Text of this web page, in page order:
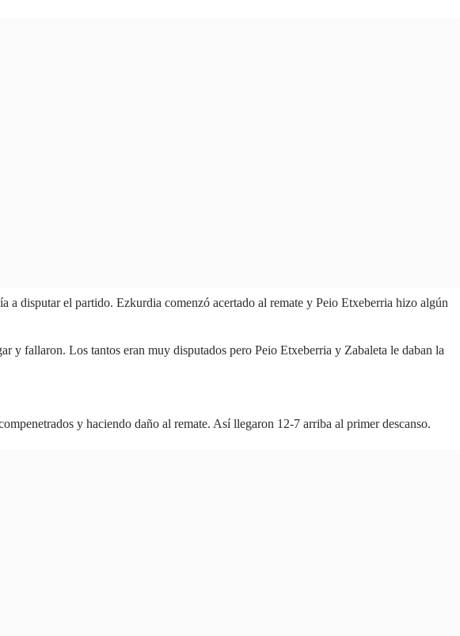
disputar el partido. Ezkurdia comenzó acertado al remate y Peio Etxeberria hizo algún
y fallaron. Los tantos eran muy disputados pero Peio Etxeberria y Zabaleta le daban la
y haciendo daño al remate. Así llegaron 12-7 arriba al primer descanso.